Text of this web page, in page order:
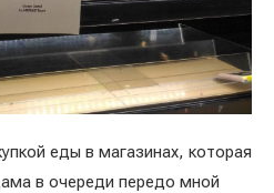
еды в магазинах, которая
в очереди передо мной